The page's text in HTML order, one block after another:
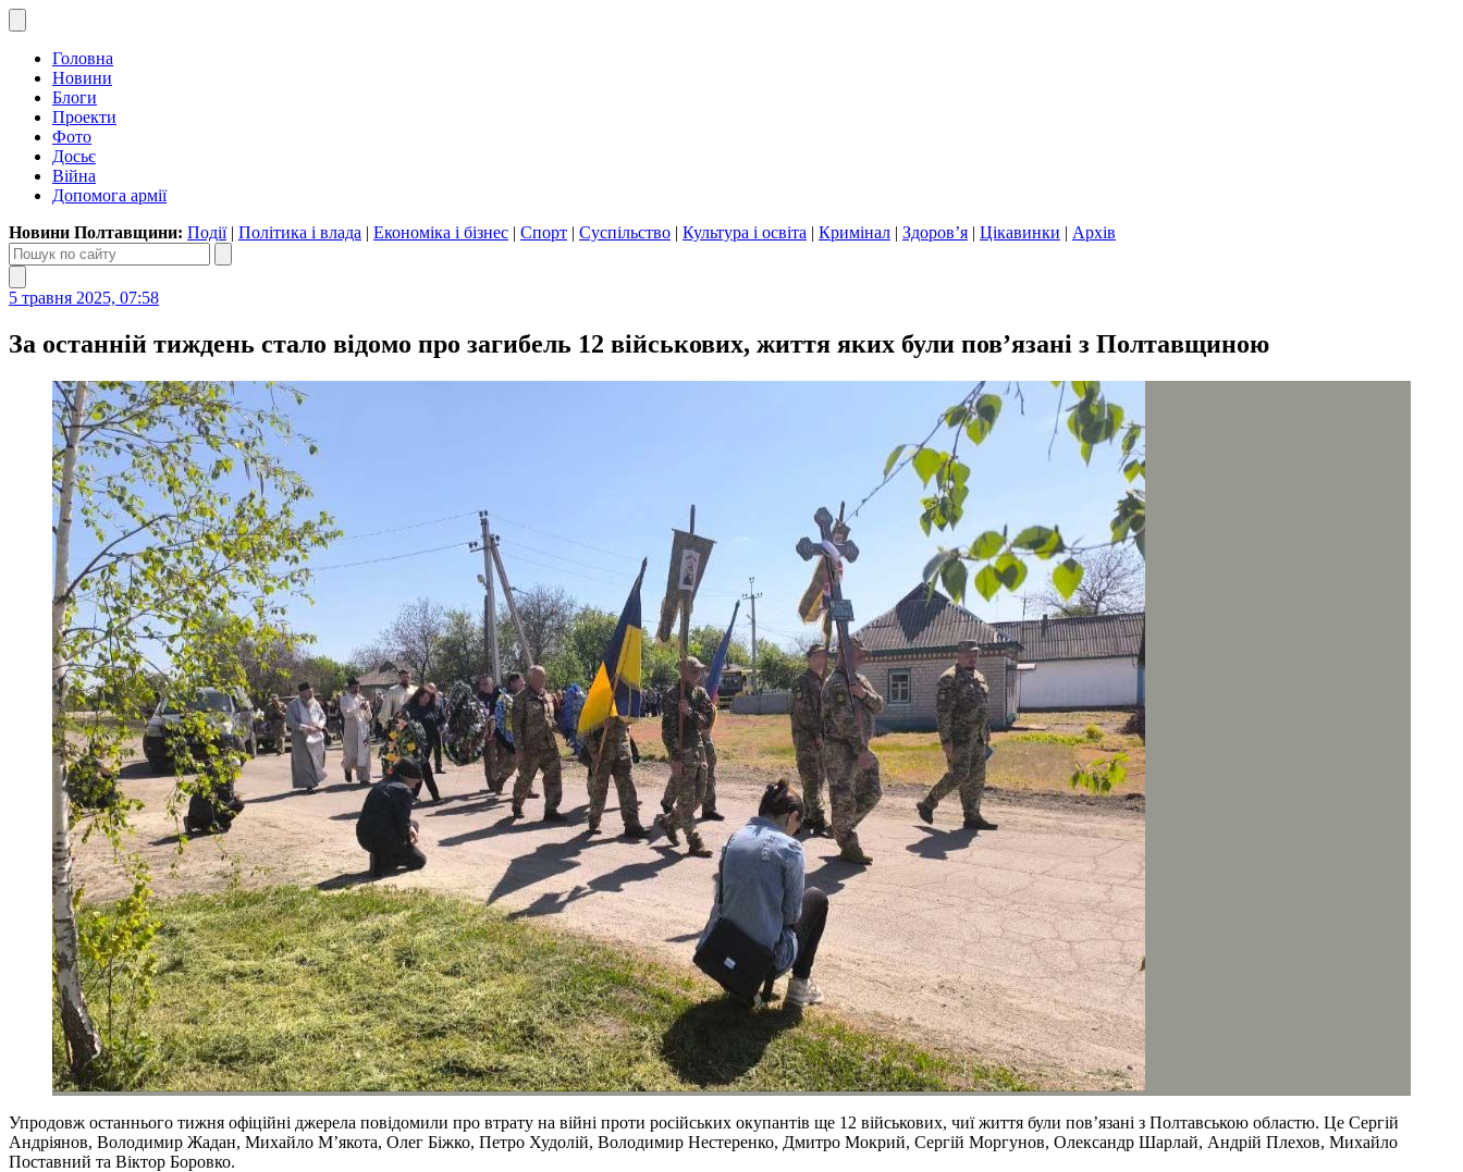
Головна
Новини
Блоги
Проекти
Фото
Досьє
Війна
Допомога армії
Новини Полтавщини: Події| Політика і влада | Економіка і бізнес | Спорт | Суспільство | Культура і освіта | Кримінал | Здоров’я | Цікавинки | Архів
5 травня 2025, 07:58
За останній тиждень стало відомо про загибель 12 військових, життя яких були пов’язані з Полтавщиною
Упродовж останнього тижня офіційні джерела повідомили про втрату на війні проти російських окупантів ще 12 військових, чиї життя були пов’язані з Полтавською областю. Це Сергій
Андріянов, Володимир Жадан, Михайло М’якота, Олег Біжко, Петро Худолій, Володимир Нестеренко, Дмитро Мокрий, Сергій Моргунов, Олександр Шарлай, Андрій Плехов, Михайло
Поставний та Віктор Боровко.